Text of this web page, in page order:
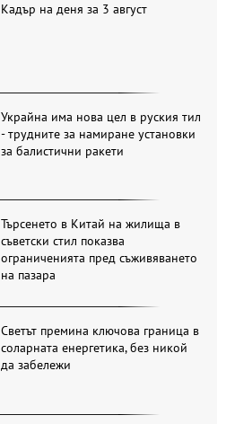
Кадър на деня за 3 август
Украйна има нова цел в руския тил
- трудните за намиране установки
за балистични ракети
Търсенето в Китай на жилища в
съветски стил показва
ограниченията пред съживяването
на пазара
Светът премина ключова граница в
соларната енергетика, без никой
да забележи